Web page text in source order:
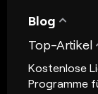
Blog
Top-Artikel
Kostenlose
Programme